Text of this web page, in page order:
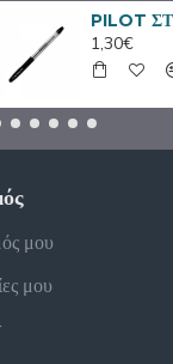
1,30€
μου
μου